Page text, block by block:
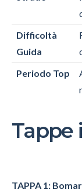
Difficoltà
Guida
Periodo Top
Tappe
TAPPA 1: